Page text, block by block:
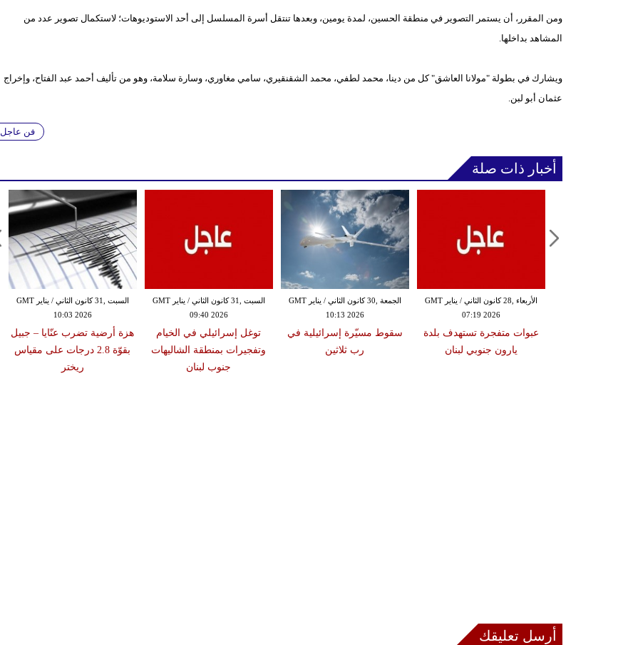
ومن المقرر، أن يستمر التصوير في منطقة الحسين، لمدة يومين، وبعدها تنتقل أسرة المسلسل إلى أحد الاستوديوهات؛ لاستكمال تصوير عدد من
المشاهد بداخلها.
ويشارك في بطولة "مولانا العاشق" كل من دينا، محمد لطفي، محمد الشقنقيري، سامي مغاوري، وسارة سلامة، وهو من تأليف أحمد عبد الفتاح، وإخراج
عثمان أبو لبن.
فن عاجل
أخبار ذات صلة
السبت ,31 كانون الثاني / يناير GMT
10:03 2026
هزة أرضية تضرب عنّايا – جبيل
بقوّة 2.8 درجات على مقياس
ريختر
السبت ,31 كانون الثاني / يناير GMT
09:40 2026
توغل إسرائيلي في الخيام
وتفجيرات بمنطقة الشاليهات
جنوب لبنان
الجمعة ,30 كانون الثاني / يناير GMT
10:13 2026
سقوط مسيّرة إسرائيلية في
رب ثلاثين
الأربعاء ,28 كانون الثاني / يناير GMT
07:19 2026
عبوات متفجرة تستهدف بلدة
يارون جنوبي لبنان
أرسل تعليقك